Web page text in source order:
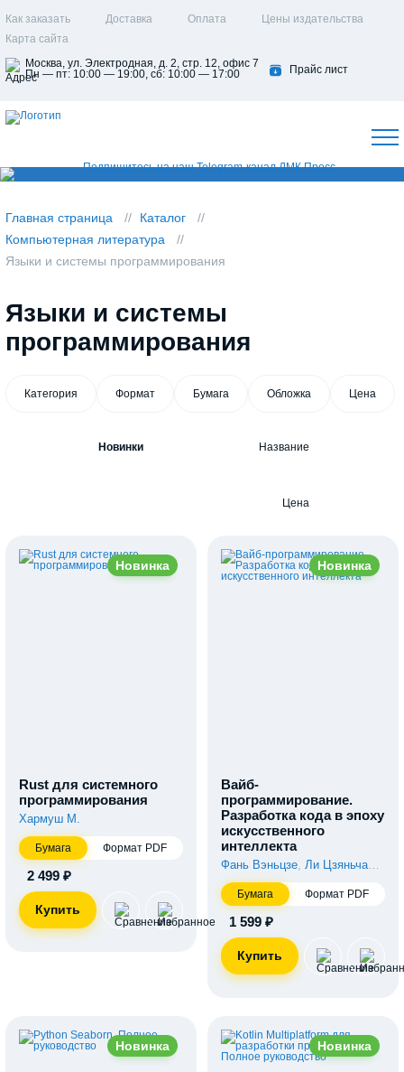
Как заказать Доставка Оплата
Цены издательства
Карта сайта
Москва, ул. Электродная, д. 2, стр. 12, офис 7
Пн — пт: 10:00 — 19:00, сб: 10:00 — 17:00
Прайс лист
Главная страница
Каталог
Компьютерная литература
Языки и системы программирования
Языки и системы
программирования
Категория Формат Бумага Обложка Цена
Новинки Название
Цена
Новинка
Rust для системного
программирования
Хармуш М.
Бумага Формат PDF
2 499 ₽
Новинка
Вайб-
программирование.
Разработка кода в эпоху
искусственного
интеллекта
Фань Вэньцзе Ли Цзяньчао
Бумага Формат PDF
1 599 ₽
Новинка Новинка